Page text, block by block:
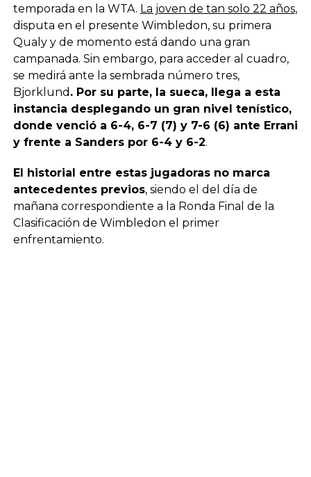
temporada en la WTA. La joven de tan solo 22 años,
disputa en el presente Wimbledon, su primera
Qualy y de momento está dando una gran
campanada. Sin embargo, para acceder al cuadro,
se medirá ante la sembrada número tres,
Bjorklund . Por su parte, la sueca, llega a esta
instancia desplegando un gran nivel tenístico,
donde venció a 6-4, 6-7 (7) y 7-6 (6) ante Errani
y frente a Sanders por 6-4 y 6-2.
El historial entre estas jugadoras no marca
antecedentes previos, siendo el del día de
mañana correspondiente a la Ronda Final de la
Clasificación de Wimbledon el primer
enfrentamiento.